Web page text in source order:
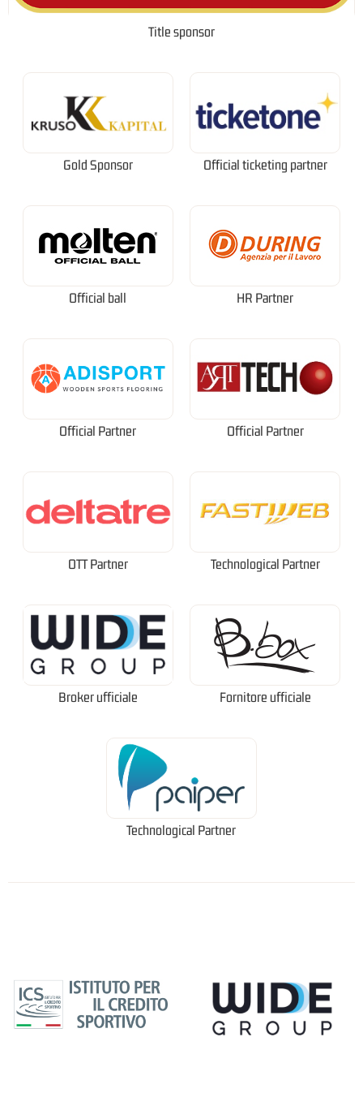
Title sponsor
Gold Sponsor Official ticketing partner
Official ball HR Partner
Official Partner Official Partner
OTT Partner Technological Partner
Broker ufficiale Fornitore ufficiale
Technological Partner